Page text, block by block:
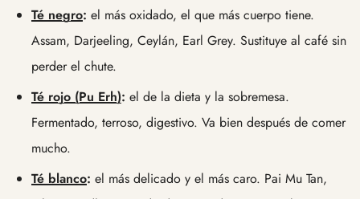
Té negro: el más oxidado, el que más cuerpo tiene.
Assam, Darjeeling, Ceylán, Earl Grey. Sustituye al café sin
perder el chute.
Té rojo (Pu Erh): el de la dieta y la sobremesa.
Fermentado, terroso, digestivo. Va bien después de comer
mucho.
Té blanco: el más delicado y el más caro. Pai Mu Tan,